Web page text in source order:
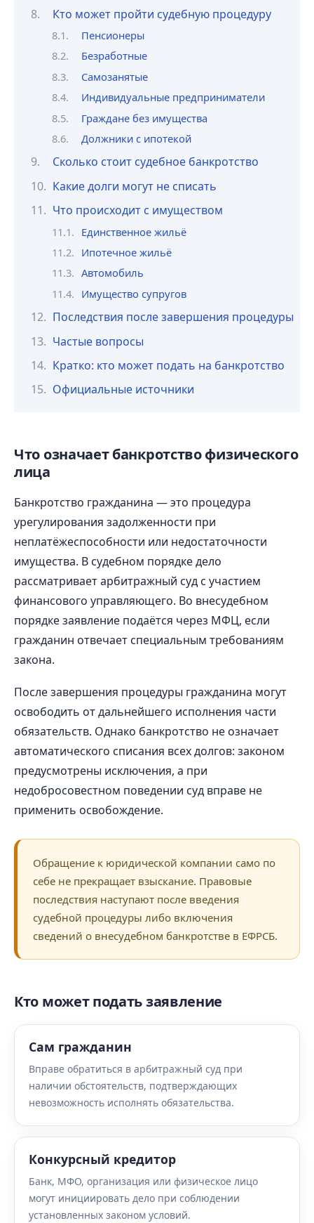
Кто может пройти судебную процедуру
Пенсионеры
Безработные
Самозанятые
Индивидуальные предприниматели
Граждане без имущества
Должники с ипотекой
Сколько стоит судебное банкротство
Какие долги могут не списать
Что происходит с имуществом
Единственное жильё
Ипотечное жильё
Автомобиль
Имущество супругов
Последствия после завершения процедуры
Частые вопросы
Кратко: кто может подать на банкротство
Официальные источники
Что означает банкротство физического
лица
Банкротство гражданина — это процедура
урегулирования задолженности при
неплатёжеспособности или недостаточности
имущества. В судебном порядке дело
рассматривает арбитражный суд с участием
финансового управляющего. Во внесудебном
порядке заявление подаётся через МФЦ, если
гражданин отвечает специальным требованиям
закона.
После завершения процедуры гражданина могут
освободить от дальнейшего исполнения части
обязательств. Однако банкротство не означает
автоматического списания всех долгов: законом
предусмотрены исключения, а при
недобросовестном поведении суд вправе не
применить освобождение.
Обращение к юридической компании само по
себе не прекращает взыскание. Правовые
последствия наступают после введения
судебной процедуры либо включения
сведений о внесудебном банкротстве в ЕФРСБ.
Кто может подать заявление
Сам гражданин
Вправе обратиться в арбитражный суд при
наличии обстоятельств, подтверждающих
невозможность исполнять обязательства.
Конкурсный кредитор
Банк, МФО, организация или физическое лицо
могут инициировать дело при соблюдении
установленных законом условий.